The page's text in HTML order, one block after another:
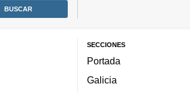
SECCIONES
Portada
Galicia